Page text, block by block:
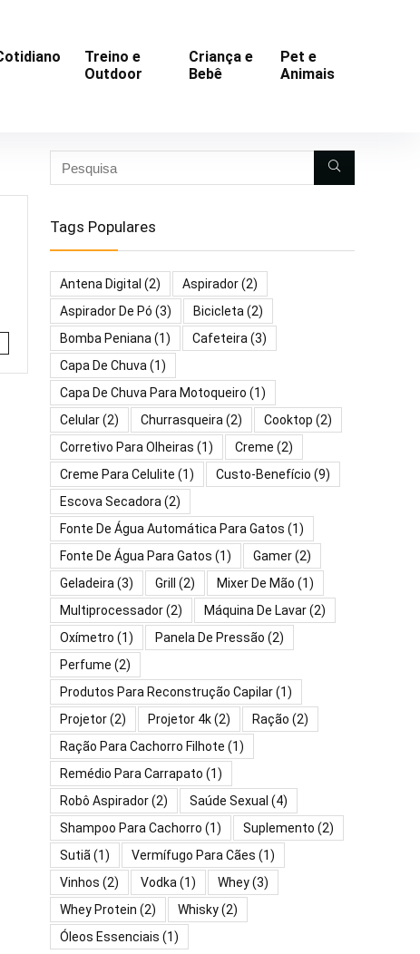
Treino e
Outdoor
Criança e
Bebê
Pet e
Animais
Tags Populares
Antena Digital (2) Aspirador(2)
Aspirador De Pó (3) Bicicleta (2)
Bomba Peniana (1) Cafeteira (3)
Capa De Chuva (1)
Capa De Chuva Para Motoqueiro (1)
Celular(2) Churrasqueira (2) Cooktop (2)
Corretivo Para Olheiras (1) Creme (2)
Creme Para Celulite (1) Custo-Benefício (9)
Escova Secadora (2)
Fonte De Água Automática Para Gatos (1)
Fonte De Água Para Gatos (1) Gamer(2)
Geladeira (3) Grill (2) Mixer De Mão (1)
Multiprocessador(2) Máquina De Lavar(2)
Oxímetro (1) Panela De Pressão (2)
Perfume (2)
Produtos Para Reconstrução Capilar(1)
Projetor(2) Projetor 4k(2) Ração (2)
Ração Para Cachorro Filhote (1)
Remédio Para Carrapato (1)
Robô Aspirador(2) Saúde Sexual (4)
Shampoo Para Cachorro (1) Suplemento (2)
Sutiã (1) Vermífugo Para Cães (1)
Vinhos (2) Vodka (1) Whey(3)
Whey Protein (2) Whisky(2)
Óleos Essenciais (1)